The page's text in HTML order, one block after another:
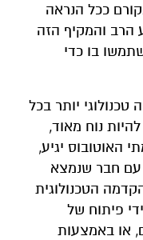
ככל הנראה
הרב והמקיף הזה
בו כדי
יותר בכל
נוח מאוד,
האוטובוס יגיע,
עם חבר שנמצא
הטכנולוגית
פיתוח של
או באמצעות